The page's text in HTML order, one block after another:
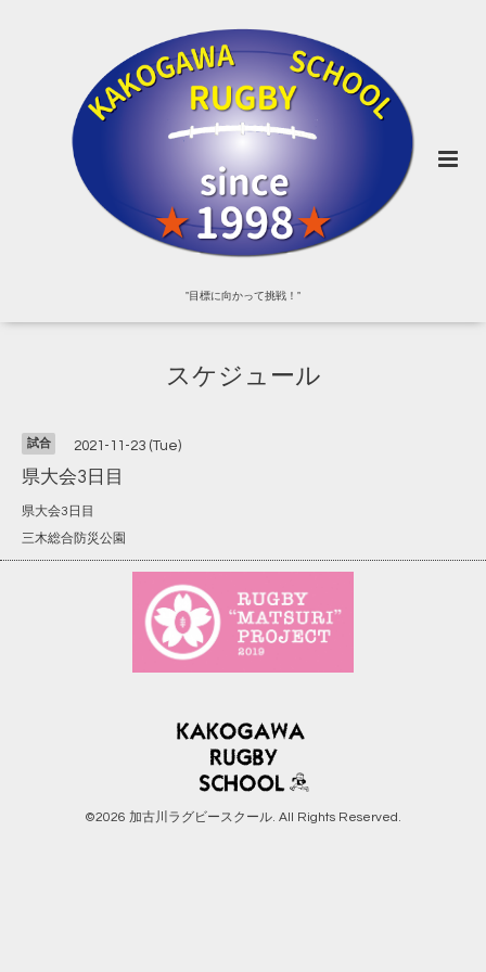
"目標に向かって挑戦！"
スケジュール
試合 2021-11-23 (Tue)
県大会3日目
県大会3日目
三木総合防災公園
©2026 加古川ラグビースクール. All Rights Reserved.